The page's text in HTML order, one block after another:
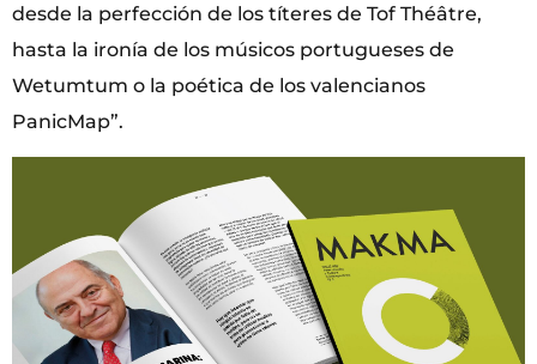
desde la perfección de los títeres de Tof Théâtre,
hasta la ironía de los músicos portugueses de
Wetumtum o la poética de los valencianos
PanicMap”.